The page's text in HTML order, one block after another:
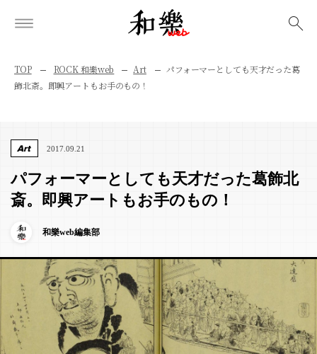
TOP ROCK 和樂web Art
パフォーマーとしても天才だった葛
飾北斎。即興アートもお手のもの！
Art 2017.09.21
パフォーマーとしても天才だった葛飾北
斎。即興アートもお手のもの！
和樂web編集部